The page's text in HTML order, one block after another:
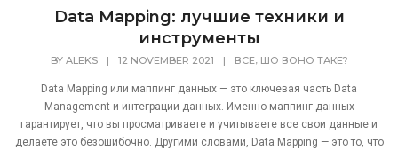
Data Mapping: лучшие техники и
инструменты
BY ALEKS | 12 NOVEMBER 2021 | ВСЕ, ШО ВОНО ТАКЕ?
Data Mapping или маппинг данных — это ключевая часть Data
Management и интеграции данных. Именно маппинг данных
гарантирует, что вы просматриваете и учитываете все свои данные и
делаете это безошибочно. Другими словами, Data Mapping — это то, что